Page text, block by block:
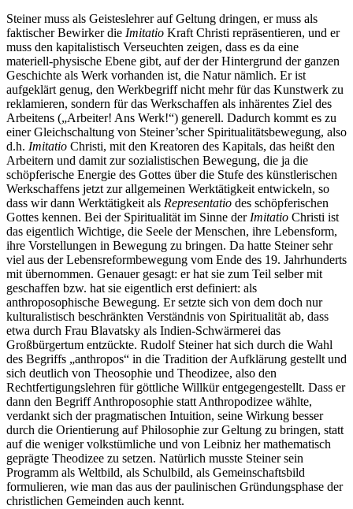
Steiner muss als Geisteslehrer auf Geltung dringen, er muss als
faktischer Bewirker die Imitatio Kraft Christi repräsentieren, und er
muss den kapitalistisch Verseuchten zeigen, dass es da eine
materiell-physische Ebene gibt, auf der der Hintergrund der ganzen
Geschichte als Werk vorhanden ist, die Natur nämlich. Er ist
aufgeklärt genug, den Werkbegriff nicht mehr für das Kunstwerk zu
reklamieren, sondern für das Werkschaffen als inhärentes Ziel des
Arbeitens („Arbeiter! Ans Werk!“) generell. Dadurch kommt es zu
einer Gleichschaltung von Steiner’scher Spiritualitätsbewegung, also
d.h. Imitatio Christi, mit den Kreatoren des Kapitals, das heißt den
Arbeitern und damit zur sozialistischen Bewegung, die ja die
schöpferische Energie des Gottes über die Stufe des künstlerischen
Werkschaffens jetzt zur allgemeinen Werktätigkeit entwickeln, so
dass wir dann Werktätigkeit als Representatio des schöpferischen
Gottes kennen. Bei der Spiritualität im Sinne der Imitatio Christi ist
das eigentlich Wichtige, die Seele der Menschen, ihre Lebensform,
ihre Vorstellungen in Bewegung zu bringen. Da hatte Steiner sehr
viel aus der Lebensreformbewegung vom Ende des 19. Jahrhunderts
mit übernommen. Genauer gesagt: er hat sie zum Teil selber mit
geschaffen bzw. hat sie eigentlich erst definiert: als
anthroposophische Bewegung. Er setzte sich von dem doch nur
kulturalistisch beschränkten Verständnis von Spiritualität ab, dass
etwa durch Frau Blavatsky als Indien-Schwärmerei das
Großbürgertum entzückte. Rudolf Steiner hat sich durch die Wahl
des Begriffs „anthropos“ in die Tradition der Aufklärung gestellt und
sich deutlich von Theosophie und Theodizee, also den
Rechtfertigungslehren für göttliche Willkür entgegengestellt. Dass er
dann den Begriff Anthroposophie statt Anthropodizee wählte,
verdankt sich der pragmatischen Intuition, seine Wirkung besser
durch die Orientierung auf Philosophie zur Geltung zu bringen, statt
auf die weniger volkstümliche und von Leibniz her mathematisch
geprägte Theodizee zu setzen. Natürlich musste Steiner sein
Programm als Weltbild, als Schulbild, als Gemeinschaftsbild
formulieren, wie man das aus der paulinischen Gründungsphase der
christlichen Gemeinden auch kennt.